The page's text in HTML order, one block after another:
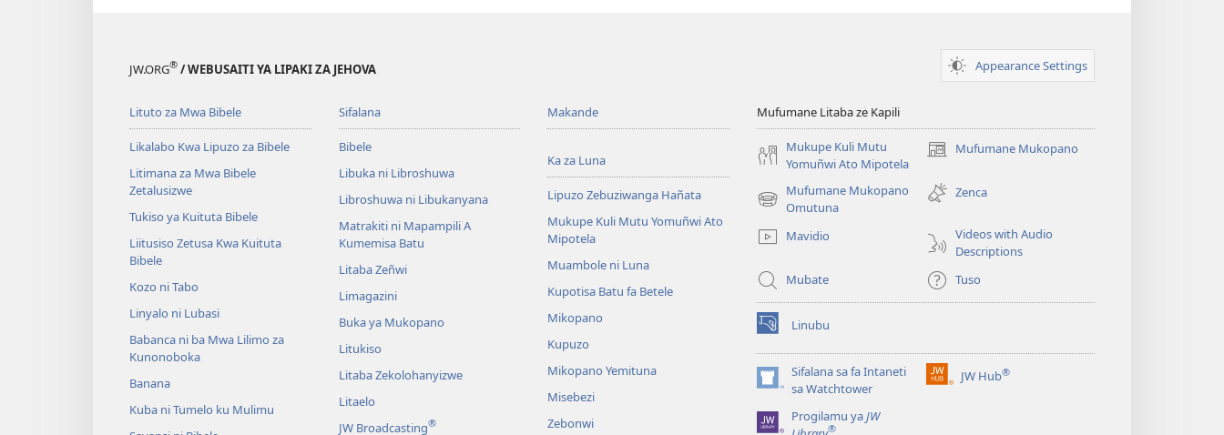
JW.ORG® / WEBUSAITI YA LIPAKI ZA JEHOVA Appearance Settings
Lituto za Mwa Bibele
Likalabo Kwa Lipuzo za Bibele
Litimana za Mwa Bibele
Zetalusizwe
Tukiso ya Kuituta Bibele
Liitusiso Zetusa Kwa Kuituta
Bibele
Kozo ni Tabo
Linyalo ni Lubasi
Babanca ni ba Mwa Lilimo za
Kunonoboka
Banana
Kuba ni Tumelo ku Mulimu
Sifalana
Bibele
Libuka ni Libroshuwa
Libroshuwa ni Libukanyana
Matrakiti ni Mapampili A
Kumemisa Batu
Litaba Zeñwi
Limagazini
Buka ya Mukopano
Litukiso
Litaba Zekolohanyizwe
Litaelo
JW Broadcasting®
Makande
Ka za Luna
Lipuzo Zebuziwanga Hañata
Mukupe Kuli Mutu Yomuñwi Ato
Mipotela
Muambole ni Luna
Kupotisa Batu fa Betele
Mikopano
Kupuzo
Mikopano Yemituna
Misebezi
Zebonwi
Mufumane Litaba ze Kapili
Mukupe Kuli Mutu
Yomuñwi Ato Mipotela
Mufumane Mukopano
(opens
window)
Mufumane Mukopano
Omutuna
(opens
window)
Zenca
Mavidio
Videos with Audio
Descriptions
Mubate
Tuso
Linubu
(opens
new
window)Sifalana sa fa Intaneti
sa Watchtower
(opens
window)
JW Hub®
(opens
Progilamu ya JW
®